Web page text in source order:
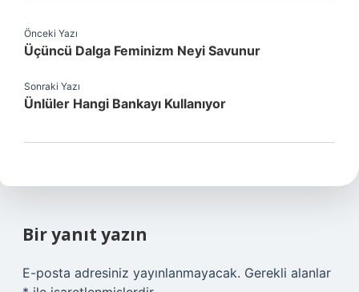
Önceki Yazı
Üçüncü Dalga Feminizm Neyi Savunur
Sonraki Yazı
Ünlüler Hangi Bankayı Kullanıyor
Bir yanıt yazın
E-posta adresiniz yayınlanmayacak. Gerekli alanlar